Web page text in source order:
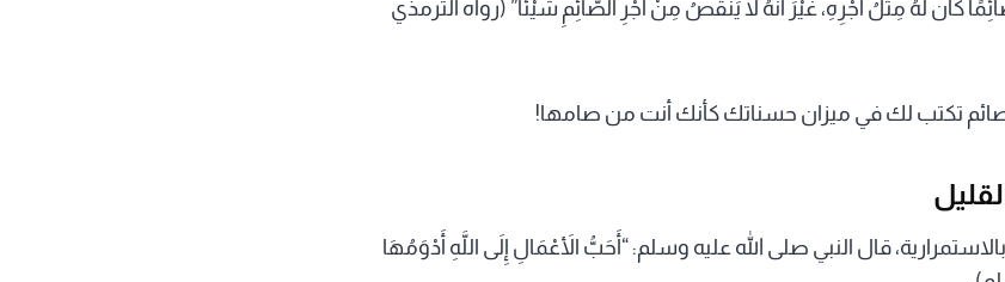
كَانَ لَهُ مِثْلُ أَجْرِهِ، غَيْرَ أَنَّهُ لَا يَنْقُصُ مِنْ أَجْرِ الصَّائِمِ شَيْئًا” (رواه الترمذي
تكتب لك في ميزان حسناتك كأنك أنت من صامها!
قال النبي صلى الله عليه وسلم: “أَحَبُّ الأَعْمَالِ إِلَى اللَّهِ أَدْوَمُهَا